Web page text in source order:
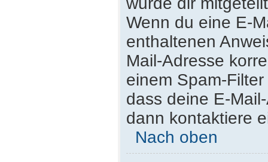
Wenn du eine E-
enthaltenen
Mail-Adresse
einem Spam-
dass deine E-
dann kontaktiere
Nach oben